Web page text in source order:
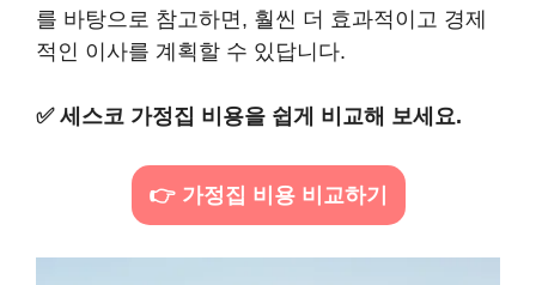
를 바탕으로 참고하면, 훨씬 더 효과적이고 경제
적인 이사를 계획할 수 있답니다.
✅ 세스코 가정집 비용을 쉽게 비교해 보세요.
👉 가정집 비용 비교하기